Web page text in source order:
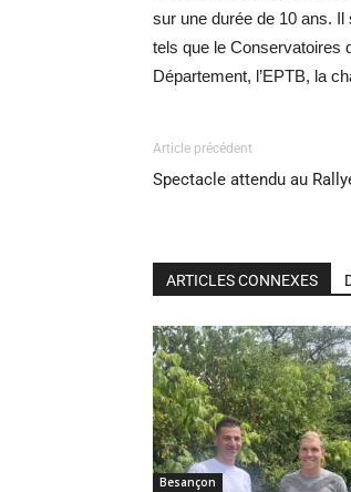
sur une durée de 10 ans.
tels que le Conservatoires
Département, l’EPTB, la
Article précédent
Spectacle attendu au
ARTICLES CONNEXES
Besançon